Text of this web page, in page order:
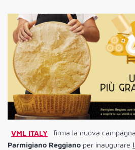
VML ITALY firma la nuova
Parmigiano Reggiano per inaugurare